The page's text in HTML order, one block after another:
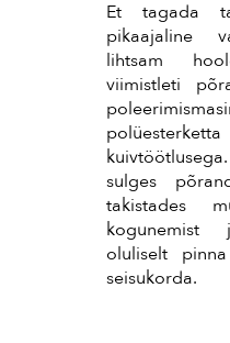
Et tagada
pikaajaline
lihtsam
viimistleti
sulges
takistades
kogunemist
oluliselt
seisukorda.